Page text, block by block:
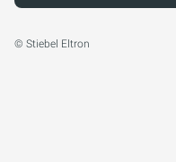
© Stiebel Eltron